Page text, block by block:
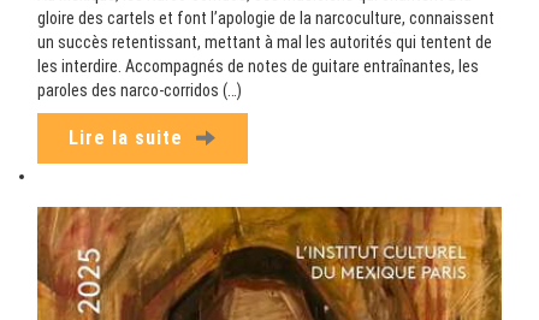
gloire des cartels et font l’apologie de la narcoculture, connaissent
un succès retentissant, mettant à mal les autorités qui tentent de
les interdire. Accompagnés de notes de guitare entraînantes, les
paroles des narco-corridos (…)
Lire la suite